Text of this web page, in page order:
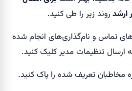
ارشدروند زیر را طی کنید.
تماس و نام‌گذاری‌های انجام شده
ارسال تنظیمات مدیر کلیک کنید.
تعریف شده را پاک کنید.